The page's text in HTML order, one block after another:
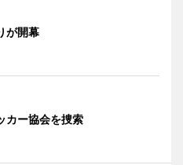
が開幕
カー協会を捜索